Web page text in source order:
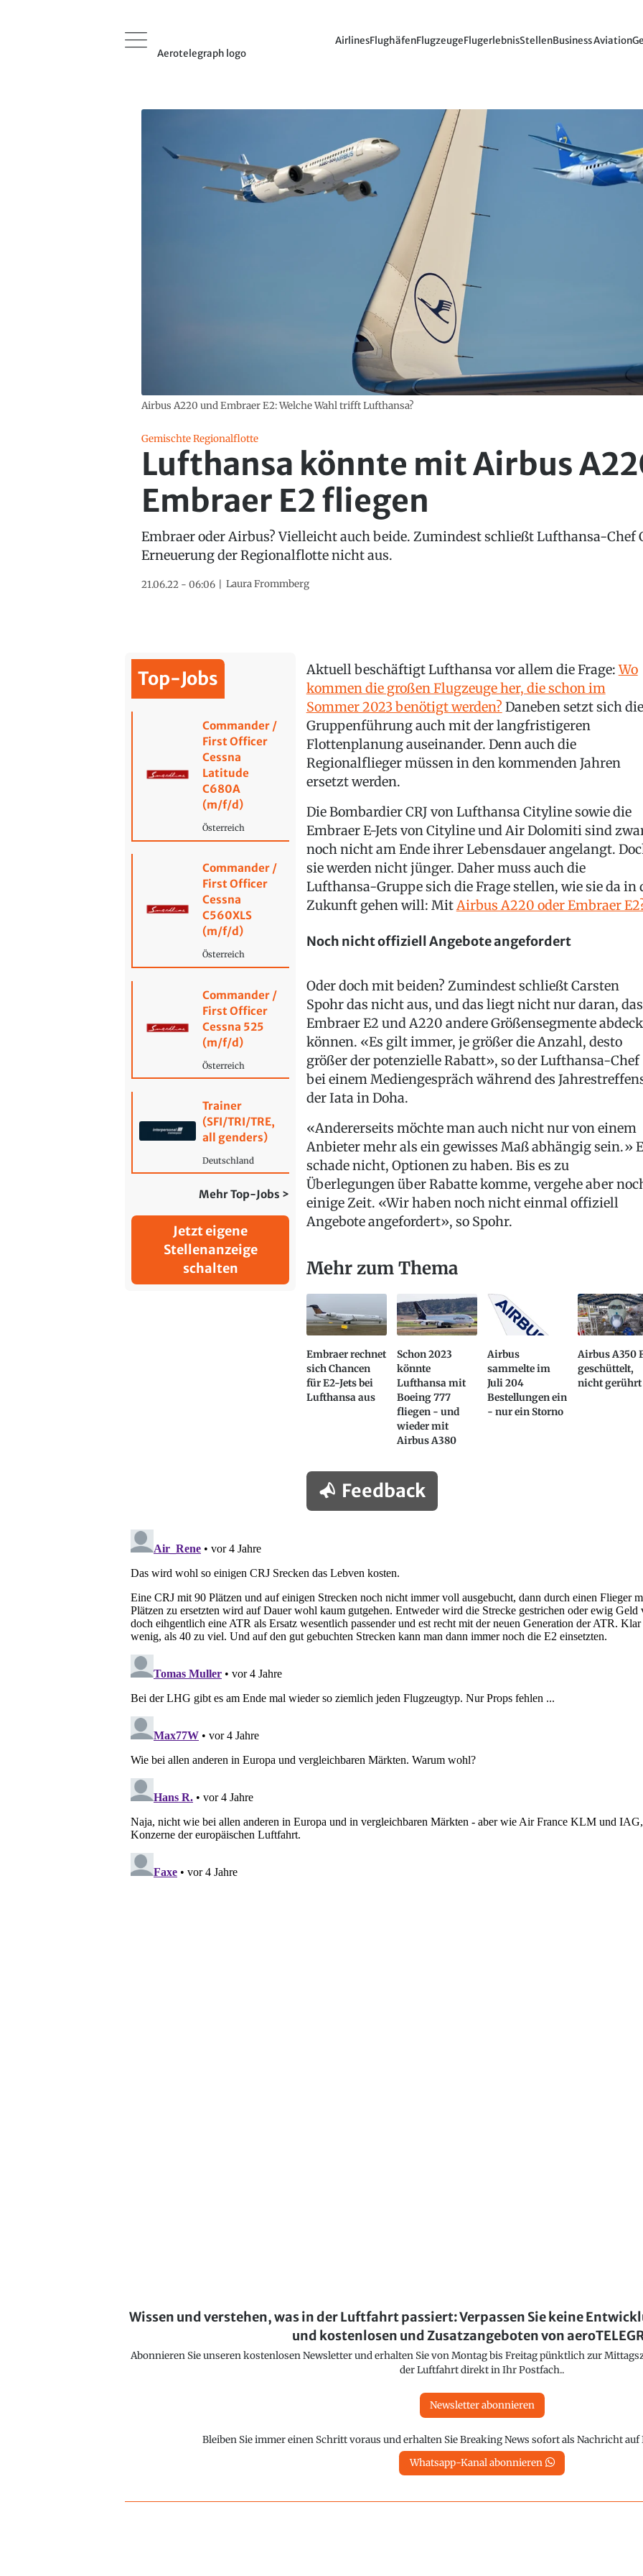
Aerotelegraph logo
AirlinesFlughäfenFlugzeugeFlugerlebnisStellenBusiness Aviation
Airbus A220 und Embraer E2: Welche Wahl trifft Lufthansa?
Gemischte Regionalflotte
Lufthansa könnte mit Airbus
Embraer E2 fliegen
Embraer oder Airbus? Vielleicht auch beide. Zumindest schließt Lufthansa-Chef
Erneuerung der Regionalflotte nicht aus.
21.06.22 - 06:06 Laura Frommberg
Top-Jobs
Commander /
First Officer
Cessna
Latitude
C680A
(m/f/d)
Österreich
Commander /
First Officer
Cessna
C560XLS
(m/f/d)
Österreich
Commander /
First Officer
Cessna 525
(m/f/d)
Österreich
Trainer
(SFI/TRI/TRE,
all genders)
Deutschland
Mehr Top-Jobs >
Jetzt eigene
Stellenanzeige
schalten
Aktuell beschäftigt Lufthansa vor allem die Frage:Wo
kommen die großen Flugzeuge her, die schon im
Sommer 2023 benötigt werden? Daneben setzt sich die
Gruppenführung auch mit der langfristigeren
Flottenplanung auseinander. Denn auch die
Regionalflieger müssen in den kommenden Jahren
ersetzt werden.
Die Bombardier CRJ von Lufthansa Cityline sowie die
Embraer E-Jets von Cityline und Air Dolomiti sind
noch nicht am Ende ihrer Lebensdauer angelangt.
sie werden nicht jünger. Daher muss auch die
Lufthansa-Gruppe sich die Frage stellen, wie sie da in
Zukunft gehen will: MitAirbus A220 oder Embraer
Noch nicht offiziell Angebote angefordert
Oder doch mit beiden? Zumindest schließt Carsten
Spohr das nicht aus, und das liegt nicht nur daran,
Embraer E2 und A220 andere Größensegmente
können. «Es gilt immer, je größer die Anzahl, desto
größer der potenzielle Rabatt», so der Lufthansa-Chef
bei einem Mediengespräch während des
der Iata in Doha.
«Andererseits möchte man auch nicht nur von einem
Anbieter mehr als ein gewisses Maß abhängig sein.»
schade nicht, Optionen zu haben. Bis es zu
Überlegungen über Rabatte komme, vergehe aber
einige Zeit. «Wir haben noch nicht einmal offiziell
Angebote angefordert», so Spohr.
Mehr zum Thema
Embraer rechnet
sich Chancen
für E2-Jets bei
Lufthansa aus
Schon 2023
könnte
Lufthansa mit
Boeing 777
fliegen - und
wieder mit
Airbus A380
Airbus
sammelte im
Juli 204
Bestellungen ein
- nur ein Storno
Airbus A350
geschüttelt,
nicht gerührt
Feedback
Wissen und verstehen, was in der Luftfahrt passiert: Verpassen Sie keine
und kostenlosen und Zusatzangeboten von
Abonnieren Sie unseren kostenlosen Newsletter und erhalten Sie von Montag bis Freitag pünktlich zur
der Luftfahrt direkt in Ihr Postfach..
Newsletter abonnieren
Bleiben Sie immer einen Schritt voraus und erhalten Sie Breaking News sofort als Nachricht
Whatsapp-Kanal abonnieren